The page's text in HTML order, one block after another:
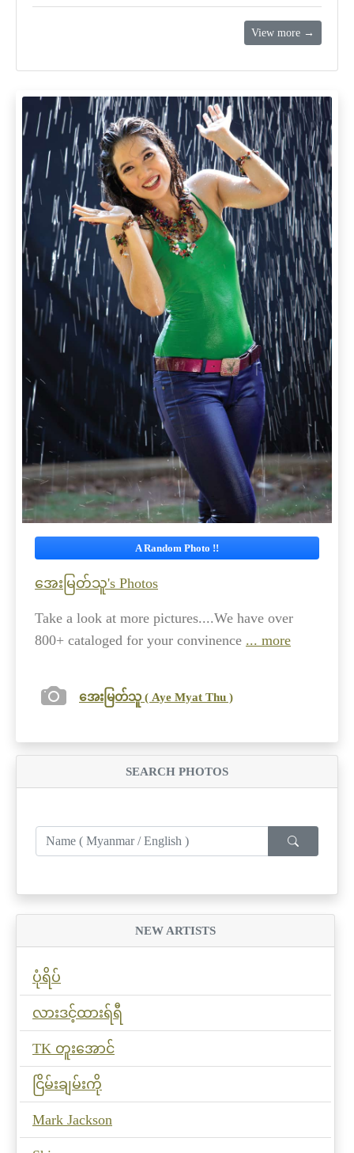
View more →
A Random Photo !!
အေးမြတ်သူ's Photos
Take a look at more pictures....We have over
800+ cataloged for your convinence ... more
အေးမြတ်သူ ( Aye Myat Thu )
SEARCH PHOTOS
NEW ARTISTS
ပုံရိပ်
လားဒင့်ထားရ်ရီ
TK တူးအောင်
ငြိမ်းချမ်းကို
Mark Jackson